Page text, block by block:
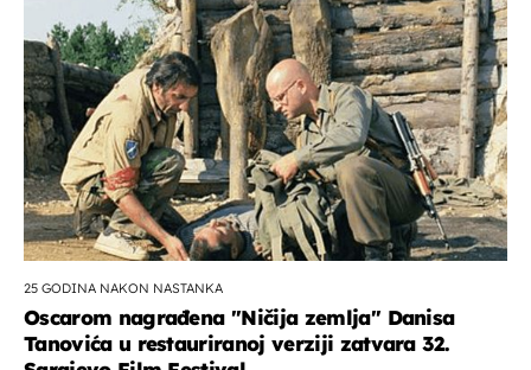
25 GODINA NAKON NASTANKA
Oscarom nagrađena ''Ničija zemlja'' Danisa
Tanovića u restauriranoj verziji zatvara 32.